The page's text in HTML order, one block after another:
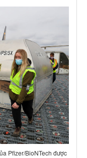
Pfizer/BioNTech được